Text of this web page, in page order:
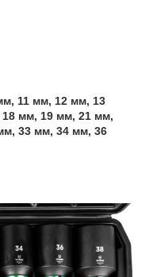
11 мм, 12 мм, 13
мм, 19 мм, 21 мм,
33 мм, 34 мм, 36